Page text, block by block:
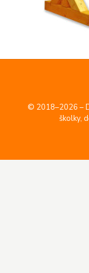
© 2018–2026 –
školky,